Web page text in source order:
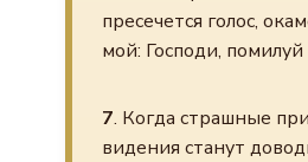
пресечется голос,
мой: Господи,
7. Когда страшные
видения станут